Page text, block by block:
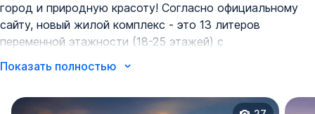
город и природную красоту! Согласно официальному
сайту, новый жилой комплекс - это 13 литеров
переменной этажности (18-25 этажей) с
благоустроенной территорией и собственным парком.
салонами красоты, пунктами выдачи заказов.
Показать полностью